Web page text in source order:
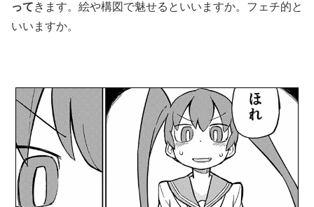
ってきます。絵や構図で魅せるといいますか。フェチ的と
いいますか。